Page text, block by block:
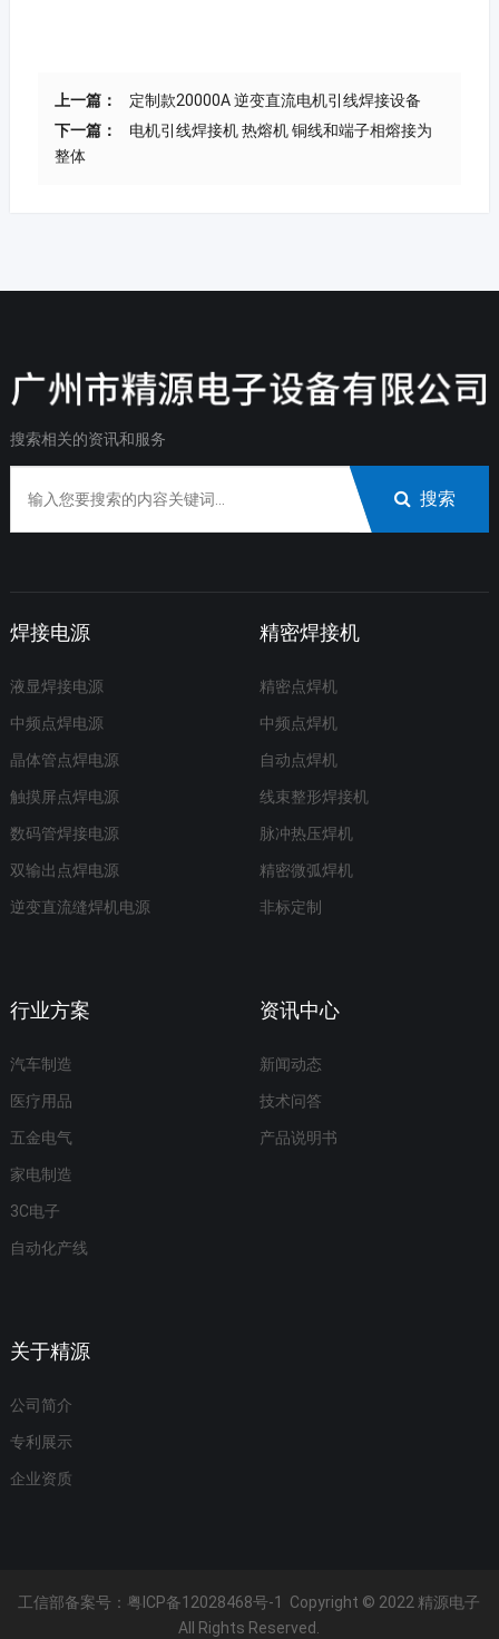
上一篇：
定制款20000A 逆变直流电机引线焊接设备
下一篇：
电机引线焊接机 热熔机 铜线和端子相熔接为
整体
搜索相关的资讯和服务
搜索
焊接电源
液显焊接电源
中频点焊电源
晶体管点焊电源
触摸屏点焊电源
数码管焊接电源
双输出点焊电源
逆变直流缝焊机电源
精密焊接机
精密点焊机
中频点焊机
自动点焊机
线束整形焊接机
脉冲热压焊机
精密微弧焊机
非标定制
行业方案
汽车制造
医疗用品
五金电气
家电制造
3C电子
自动化产线
资讯中心
新闻动态
技术问答
产品说明书
关于精源
公司简介
专利展示
企业资质
工信部备案号： 粤ICP备12028468号-1
Copyright © 2022 精源电子
All Rights Reserved.